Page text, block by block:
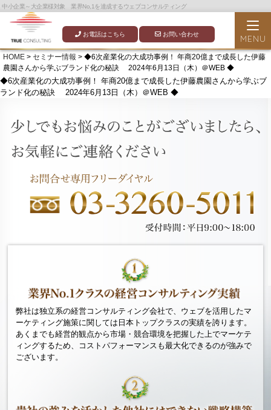
中小企業～大企業様対象 業界No,1を達成するウェブコンサルティング
お電話はこちら お問い合わせ
HOME > セミナー情報 > ◆6次産業化の大成功事例！ 年商20億まで成長した伊藤
農園さんから学ぶブランド化の秘訣 2024年6月13日（木）＠WEB ◆
◆6次産業化の大成功事例！ 年商20億まで成長した伊藤農園さんから学ぶブ
ランド化の秘訣 2024年6月13日（木）＠WEB ◆
弊社は独立系の経営コンサルティング会社で、ウェブを活用したマ
ーケティング施策に関しては日本トップクラスの実績を誇ります。
あくまでも経営的観点から市場・競合環境を把握した上でマーケテ
ィングするため、コストパフォーマンスも最大化できるのが強みで
ございます。